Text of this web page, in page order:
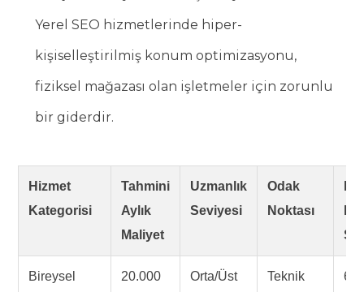
Yerel SEO hizmetlerinde hiper-
kişiselleştirilmiş konum optimizasyonu,
fiziksel mağazası olan işletmeler için zorunlu
bir giderdir.
Hizmet
Kategorisi
Tahmini
Aylık
Maliyet
Uzmanlık
Seviyesi
Odak
Noktası
Bireysel
20.000
Orta/Üst
Teknik
6-